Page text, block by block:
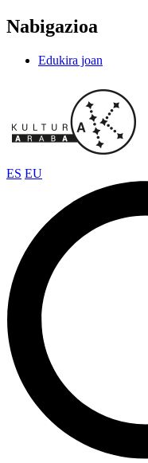
Nabigazioa
Edukira joan
ES EU